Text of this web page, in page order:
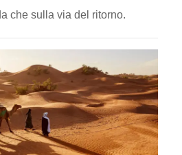
che sulla via del ritorno.